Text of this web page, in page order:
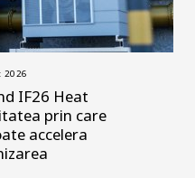
2026
IF26 Heat
prin care
accelera